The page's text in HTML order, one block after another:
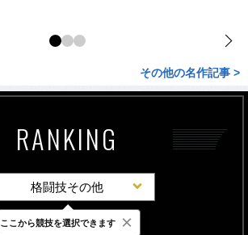
その他の名作記事 >
RANKING
格闘技その他
最新 24時間 週間
ここから競技を選択できます ×